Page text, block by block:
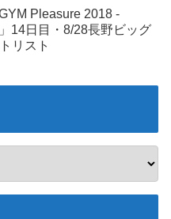
GYM Pleasure 2018 -
14日目・8/28長野ビッグ
リスト